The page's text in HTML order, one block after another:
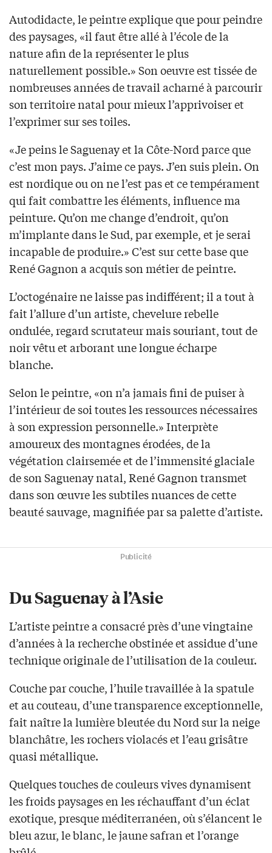
Autodidacte, le peintre explique que pour peindre
des paysages, «il faut être allé à l’école de la
nature afin de la représenter le plus
naturellement possible.» Son oeuvre est tissée de
nombreuses années de travail acharné à parcourir
son territoire natal pour mieux l’apprivoiser et
l’exprimer sur ses toiles.
«Je peins le Saguenay et la Côte-Nord parce que
c’est mon pays. J’aime ce pays. J’en suis plein. On
est nordique ou on ne l’est pas et ce tempérament
qui fait combattre les éléments, influence ma
peinture. Qu’on me change d’endroit, qu’on
m’implante dans le Sud, par exemple, et je serai
incapable de produire.» C’est sur cette base que
René Gagnon a acquis son métier de peintre.
L’octogénaire ne laisse pas indifférent; il a tout à
fait l’allure d’un artiste, chevelure rebelle
ondulée, regard scrutateur mais souriant, tout de
noir vêtu et arborant une longue écharpe
blanche.
Selon le peintre, «on n’a jamais fini de puiser à
l’intérieur de soi toutes les ressources nécessaires
à son expression personnelle.» Interprète
amoureux des montagnes érodées, de la
végétation clairsemée et de l’immensité glaciale
de son Saguenay natal, René Gagnon transmet
dans son œuvre les subtiles nuances de cette
beauté sauvage, magnifiée par sa palette d’artiste.
Publicité
Du Saguenay à l’Asie
L’artiste peintre a consacré près d’une vingtaine
d’années à la recherche obstinée et assidue d’une
technique originale de l’utilisation de la couleur.
Couche par couche, l’huile travaillée à la spatule
et au couteau, d’une transparence exceptionnelle,
fait naître la lumière bleutée du Nord sur la neige
blanchâtre, les rochers violacés et l’eau grisâtre
quasi métallique.
Quelques touches de couleurs vives dynamisent
les froids paysages en les réchauffant d’un éclat
exotique, presque méditerranéen, où s’élancent le
bleu azur, le blanc, le jaune safran et l’orange